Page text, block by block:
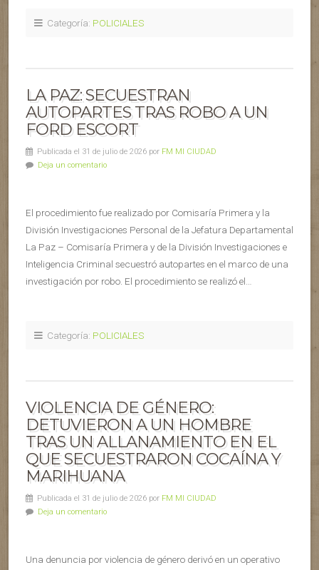
Categoría: POLICIALES
LA PAZ: SECUESTRAN
AUTOPARTES TRAS ROBO A UN
FORD ESCORT
Publicada el 31 de julio de 2026 por FM MI CIUDAD
Deja un comentario
El procedimiento fue realizado por Comisaría Primera y la
División Investigaciones Personal de la Jefatura Departamental
La Paz – Comisaría Primera y de la División Investigaciones e
Inteligencia Criminal secuestró autopartes en el marco de una
investigación por robo. El procedimiento se realizó el…
Categoría: POLICIALES
VIOLENCIA DE GÉNERO:
DETUVIERON A UN HOMBRE
TRAS UN ALLANAMIENTO EN EL
QUE SECUESTRARON COCAÍNA Y
MARIHUANA
Publicada el 31 de julio de 2026 por FM MI CIUDAD
Deja un comentario
Una denuncia por violencia de género derivó en un operativo